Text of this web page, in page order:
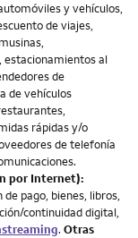
y vehículos,
de viajes,
estacionamientos al
de
de vehículos
rápidas y/o
de telefonía
por Internet):
pago, bienes, libros,
continuidad digital,
. Otras